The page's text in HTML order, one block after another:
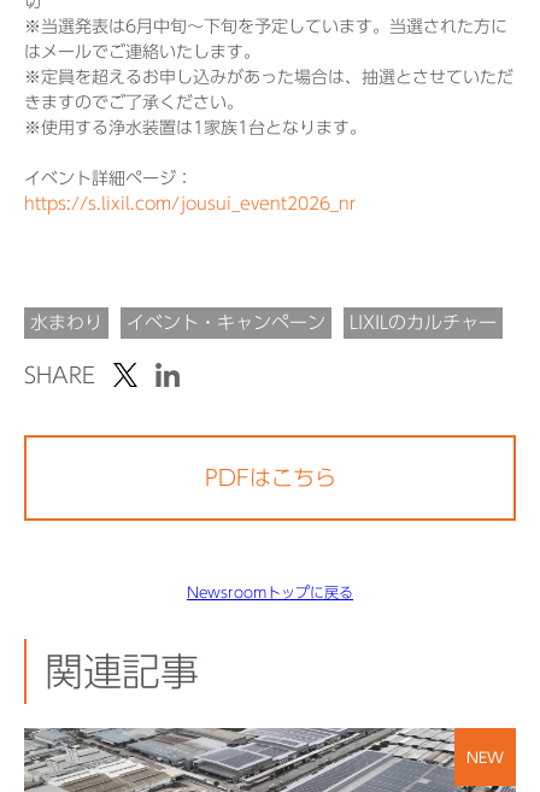
※当選発表は6月中旬～下旬を予定しています。当選された方に
はメールでご連絡いたします。
※定員を超えるお申し込みがあった場合は、抽選とさせていただ
きますのでご了承ください。
※使用する浄水装置は1家族1台となります。
イベント詳細ページ：
https://s.lixil.com/jousui_event2026_nr
水まわり イベント・キャンペーン LIXILのカルチャー
SHARE
PDFはこちら
Newsroomトップに戻る
関連記事
NEW